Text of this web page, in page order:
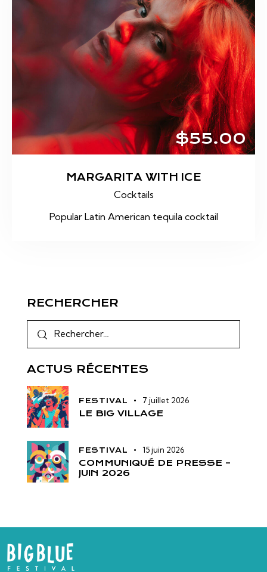
$55.00
MARGARITA WITH ICE
Cocktails
Popular Latin American tequila cocktail
RECHERCHER
ACTUS RÉCENTES
FESTIVAL 7 juillet 2026
LE BIG VILLAGE
FESTIVAL 15 juin 2026
COMMUNIQUÉ DE PRESSE –
JUIN 2026